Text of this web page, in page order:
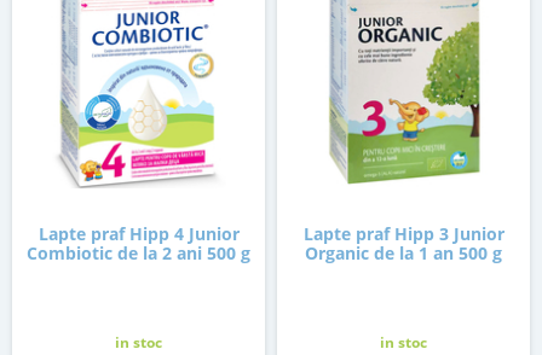
Lapte praf Hipp 4 Junior
Combiotic de la 2 ani 500 g
in stoc
Lapte praf Hipp 3 Junior
Organic de la 1 an 500 g
in stoc